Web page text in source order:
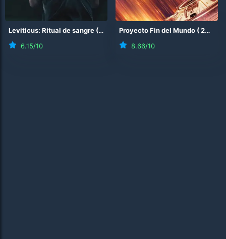
Leviticus: Ritual de sangre ( 2026
)
6.15/10
Proyecto Fin del Mundo (2026
8.66/10